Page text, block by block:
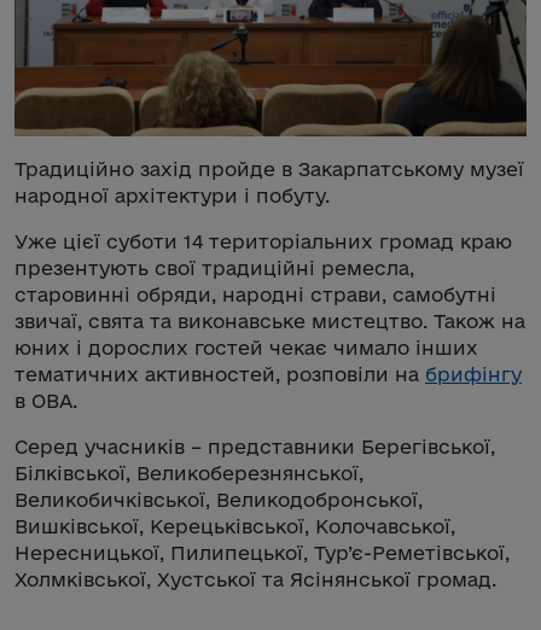
Традиційно захід пройде в Закарпатському музеї
народної архітектури і побуту.
Уже цієї суботи 14 територіальних громад краю
презентують свої традиційні ремесла,
старовинні обряди, народні страви, самобутні
звичаї, свята та виконавське мистецтво. Також на
юних і дорослих гостей чекає чимало інших
тематичних активностей, розповіли на брифінгу
в ОВА.
Серед учасників – представники Берегівської,
Білківської, Великоберезнянської,
Великобичківської, Великодобронської,
Вишківської, Керецьківської, Колочавської,
Нересницької, Пилипецької, Тур’є-Реметівської,
Холмківської, Хустської та Ясінянської громад.